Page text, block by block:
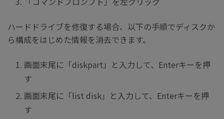
ハードドライブを修復する場合、以下の手順でディスクか
ら構成をはじめた情報を消去できます。
画面末尾に「diskpart」と入力して、Enterキーを押
す
画面末尾に「list disk」と入力して、Enterキーを押
す